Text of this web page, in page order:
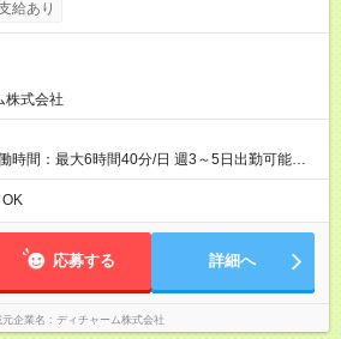
給あり
株式会社
時間：最大6時間40分/日 週3～5日出勤可能な
ご相談可能です ※勤務地により多少の前後
応募する 詳細へ
元企業名 ディチャーム株式会社